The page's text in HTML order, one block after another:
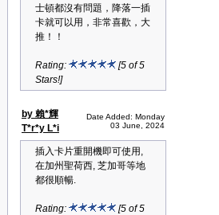
士頓都沒有問題，降落一插
卡就可以用，非常喜歡，大
推！！
Rating:
[5 of 5
Stars!]
by 賴*輝
T*r*y L*i
Date Added: Monday
03 June, 2024
插入卡片重開機即可使用,
在加州聖荷西, 芝加哥等地
都很順暢.
Rating:
[5 of 5